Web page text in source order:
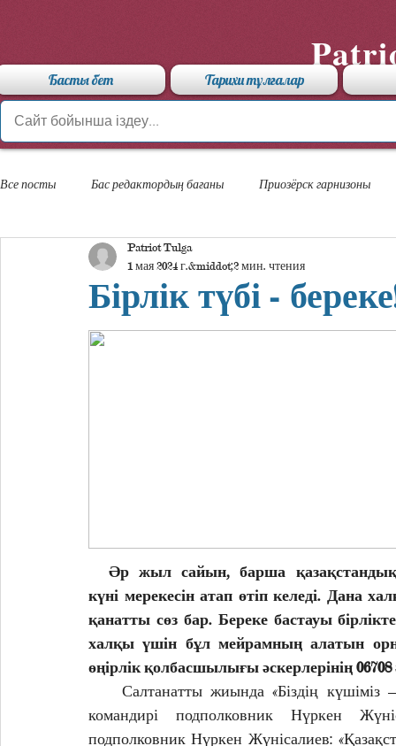
Басты бет Тарихи тұлғалар
Все посты Бас редактордың бағаны Приозёрск гарнизоны
«Арыстан» мамандандырылған лицейі
Бірлік түбі -
Patriot Tulga
1 мая 2024 г.
2 мин. чтения
Әр жыл сайын, барша
күні мерекесін атап өтіп келеді. Дана
қанатты сөз бар. Береке бастауы
халқы үшін бұл мейрамның алатын
өңірлік қолбасшылығы әскерлерінің
Салтанатты жиында «Біздің күшіміз –
командирі подполковник Нүркен
подполковник Нүркен Жүнісалиев: